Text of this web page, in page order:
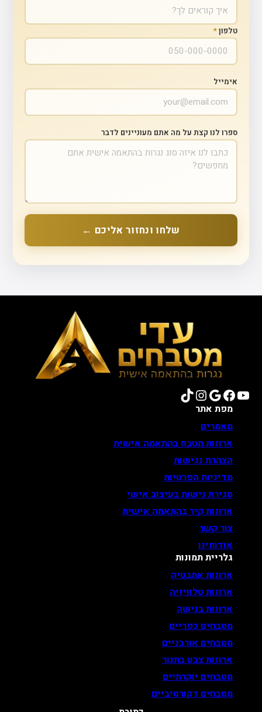
טלפון*
אימייל
ספרו לנו קצת על מה אתם מעוניינים לדבר
שלחו ונחזור אליכם ←
YouTube
Facebook
Google
Instagram
TikTok
מפת אתר
מאמרים
ארונות מטבח בהתאמה אישית
הצהרת נגישות
מדיניות הפרטיות
סגירת נישות בעיצוב אישי
ארונות קיר בהתאמה אישית
צור קשר
אודותינו
גלריית תמונות
ארונות אמבטיה
ארונות טלוויזיה
ארונות בנישה
מטבחים כפריים
מטבחים אורבניים
ארונות צבע בתנור
מטבחים יוקרתיים
מטבחים דקורטיביים